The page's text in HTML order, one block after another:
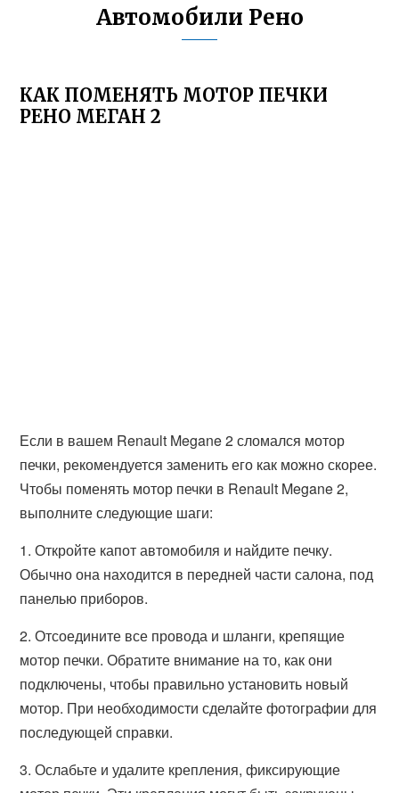
Автомобили Рено
КАК ПОМЕНЯТЬ МОТОР ПЕЧКИ
РЕНО МЕГАН 2
Если в вашем Renault Megane 2 сломался мотор
печки, рекомендуется заменить его как можно скорее.
Чтобы поменять мотор печки в Renault Megane 2,
выполните следующие шаги:
1. Откройте капот автомобиля и найдите печку.
Обычно она находится в передней части салона, под
панелью приборов.
2. Отсоедините все провода и шланги, крепящие
мотор печки. Обратите внимание на то, как они
подключены, чтобы правильно установить новый
мотор. При необходимости сделайте фотографии для
последующей справки.
3. Ослабьте и удалите крепления, фиксирующие